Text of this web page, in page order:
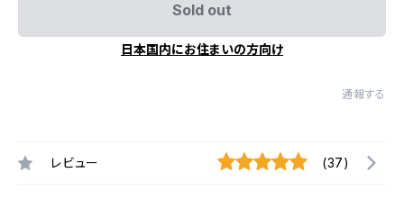
Sold out
日本国内にお住まいの方向け
通報する
レビュー (37)